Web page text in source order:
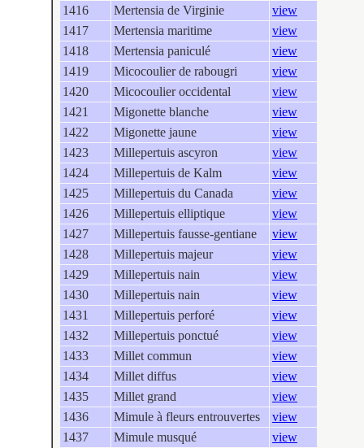
1416
Mertensia de Virginie
view
1417
Mertensia maritime
view
1418
Mertensia paniculé
view
1419
Micocoulier de rabougri
view
1420
Micocoulier occidental
view
1421
Migonette blanche
view
1422
Migonette jaune
view
1423
Millepertuis ascyron
view
1424
Millepertuis de Kalm
view
1425
Millepertuis du Canada
view
1426
Millepertuis elliptique
view
1427
Millepertuis fausse-gentiane
view
1428
Millepertuis majeur
view
1429
Millepertuis nain
view
1430
Millepertuis nain
view
1431
Millepertuis perforé
view
1432
Millepertuis ponctué
view
1433
Millet commun
view
1434
Millet diffus
view
1435
Millet grand
view
1436
Mimule à fleurs entrouvertes
view
1437
Mimule musqué
view